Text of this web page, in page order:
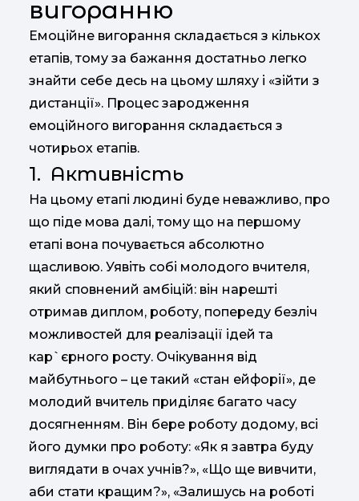
вигоранню
Емоційне вигорання складається з кількох
етапів, тому за бажання достатньо легко
знайти себе десь на цьому шляху і «зійти з
дистанції». Процес зародження
емоційного вигорання складається з
чотирьох етапів.
1. Активність
На цьому етапі людині буде неважливо, про
що піде мова далі, тому що на першому
етапі вона почувається абсолютно
щасливою. Уявіть собі молодого вчителя,
який сповнений амбіцій: він нарешті
отримав диплом, роботу, попереду безліч
можливостей для реалізації ідей та
кар`єрного росту. Очікування від
майбутнього – це такий «стан ейфорії», де
молодий вчитель приділяє багато часу
досягненням. Він бере роботу додому, всі
його думки про роботу: «Як я завтра буду
виглядати в очах учнів?», «Що ще вивчити,
аби стати кращим?», «Залишусь на роботі